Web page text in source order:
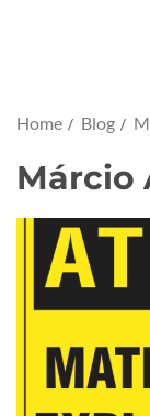
Home Blog
Márcio